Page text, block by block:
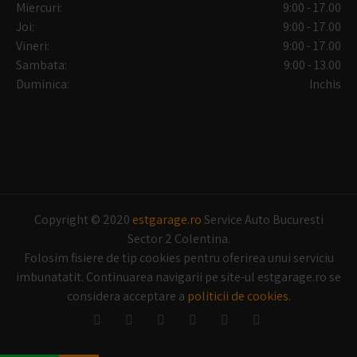
Miercuri:
9:00 - 17.00
Joi:
9:00 - 17.00
Vineri:
9:00 - 17.00
Sambata:
9:00 - 13.00
Duminica:
Inchis
Copyright © 2020 estgarage.roService Auto Bucuresti
Sector 2 Colentina.
Folosim fisiere de tip cookies pentru oferirea unui serviciu
imbunatatit. Continuarea navigarii pe site-ul estgarage.ro se
considera acceptare a politicii de cookies.